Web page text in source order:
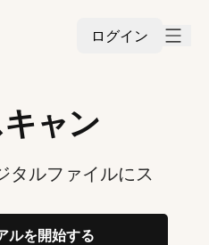
ログイン
ャン
タルファイルにス
ルを開始する